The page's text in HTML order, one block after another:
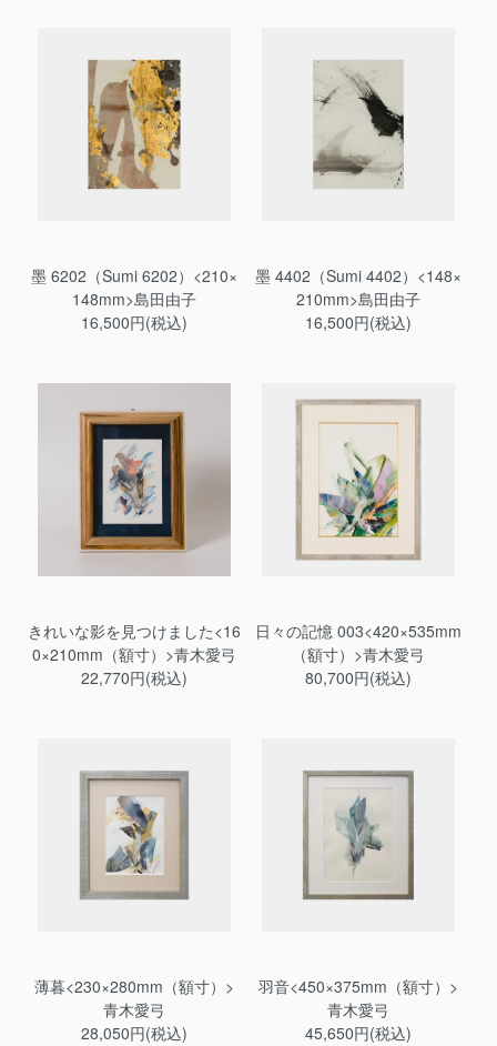
墨 6202（Sumi 6202）<210×
148mm>島田由子
16,500円(税込)
墨 4402（Sumi 4402）<148×
210mm>島田由子
16,500円(税込)
きれいな影を見つけました<16
0×210mm（額寸）>青木愛弓
22,770円(税込)
日々の記憶 003<420×535mm
（額寸）>青木愛弓
80,700円(税込)
薄暮<230×280mm（額寸）>
青木愛弓
28,050円(税込)
羽音<450×375mm（額寸）>
青木愛弓
45,650円(税込)